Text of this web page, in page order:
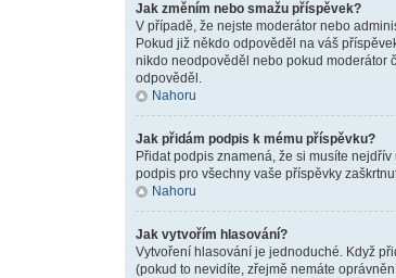
Jak změním nebo smažu příspěvek?
V případě, že nejste moderátor nebo
Pokud již někdo odpověděl na váš
nikdo neodpověděl nebo pokud moderátor
odpověděl.
Nahoru
Jak přidám podpis k mému příspěvku?
Přidat podpis znamená, že si musíte
podpis pro všechny vaše příspěvky
Nahoru
Jak vytvořím hlasování?
Vytvoření hlasování je jednoduché. Když
(pokud to nevidíte, zřejmě nemáte